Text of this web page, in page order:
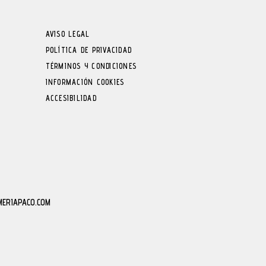
AVISO LEGAL
POLÍTICA DE PRIVACIDAD
TÉRMINOS Y CONDICIONES
INFORMACIÓN COOKIES
ACCESIBILIDAD